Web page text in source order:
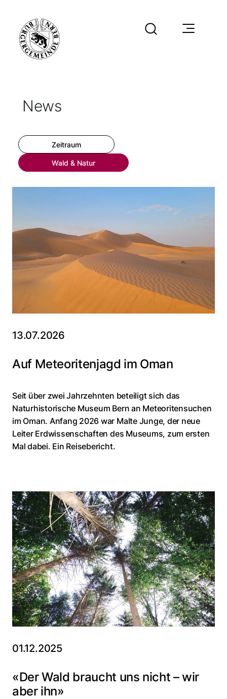
News
Zeitraum
Wald & Natur
13.07.2026
Auf Meteoritenjagd im Oman
Seit über zwei Jahrzehnten beteiligt sich das
Naturhistorische Museum Bern an Meteoritensuchen
im Oman. Anfang 2026 war Malte Junge, der neue
Leiter Erdwissenschaften des Museums, zum ersten
Mal dabei. Ein Reisebericht.
01.12.2025
«Der Wald braucht uns nicht – wir
aber ihn»